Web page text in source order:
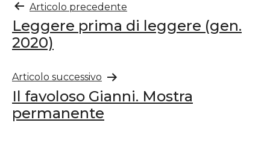
Articolo precedente
Leggere prima di leggere (gen.
2020)
Articolo successivo
Il favoloso Gianni. Mostra
permanente